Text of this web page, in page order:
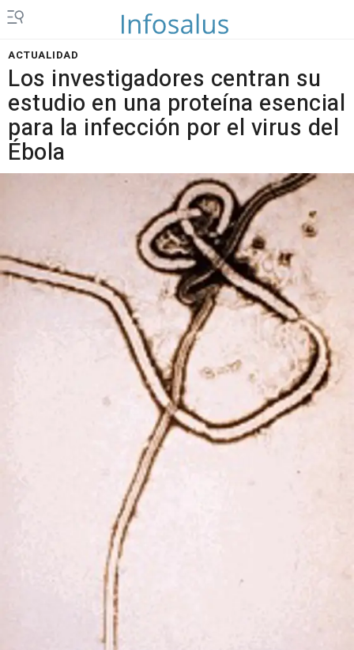
ACTUALIDAD
Los investigadores centran su
estudio en una proteína esencial
para la infección por el virus del
Ébola